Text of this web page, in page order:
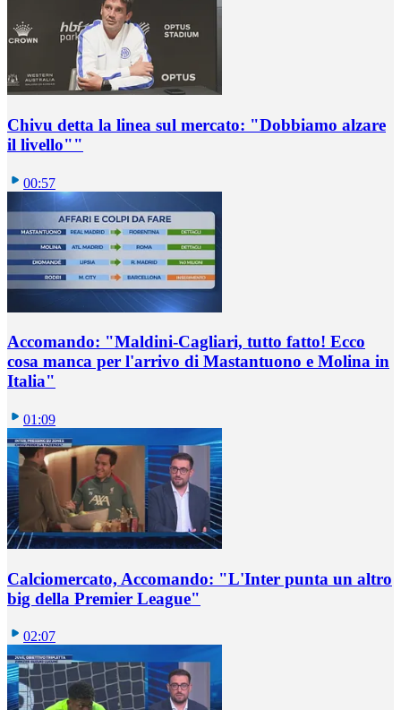
Chivu detta la linea sul mercato: "Dobbiamo alzare
il livello""
00:57
Accomando: "Maldini-Cagliari, tutto fatto! Ecco
cosa manca per l'arrivo di Mastantuono e Molina in
Italia"
01:09
Calciomercato, Accomando: "L'Inter punta un altro
big della Premier League"
02:07